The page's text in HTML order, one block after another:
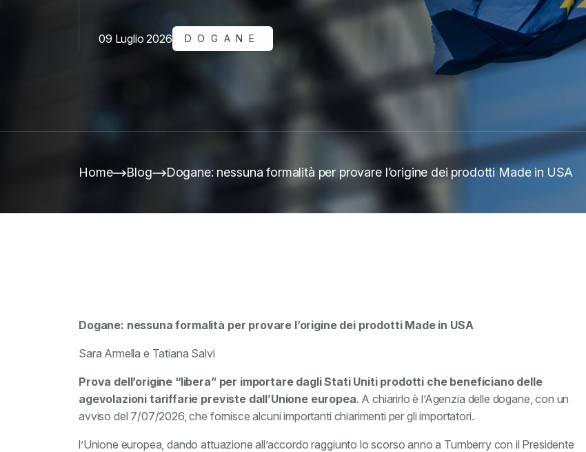
09 Luglio 2026 DOGANE
Home Blog Dogane: nessuna formalità per provare l’origine dei prodotti Made in USA
Dogane: nessuna formalità per provare l’origine dei prodotti Made in USA
Sara Armella e Tatiana Salvi
Prova dell’origine “libera” per importare dagli Stati Uniti prodotti che beneficiano delle
agevolazioni tariffarie previste dall’Unione europea. A chiarirlo è l’Agenzia delle dogane, con un
avviso del 7/07/2026, che fornisce alcuni importanti chiarimenti per gli importatori.
l’Unione europea, dando attuazione all’accordo raggiunto lo scorso anno a Turnberry con il Presidente